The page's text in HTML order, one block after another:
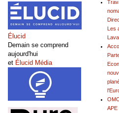
Les
APE
Élucid
Demain se comprend
aujourd'hui
et Élucid Média